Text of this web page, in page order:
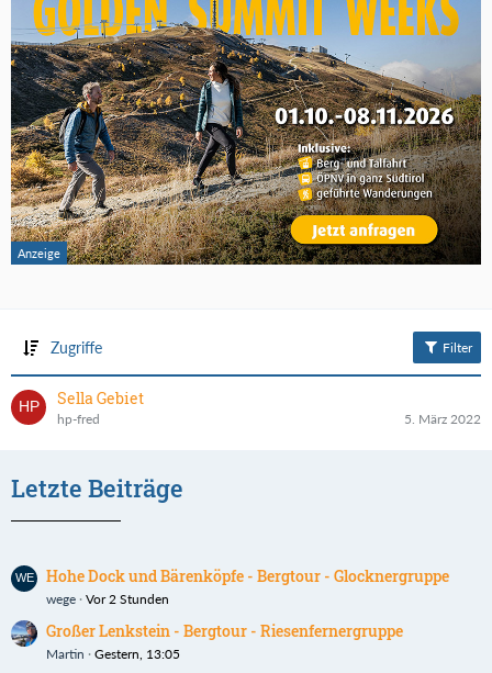
Zugriffe Filter
Sella Gebiet
hp-fred 5. März 2022
Letzte Beiträge
Hohe Dock und Bärenköpfe - Bergtour - Glocknergruppe
wege Vor 2 Stunden
Großer Lenkstein - Bergtour - Riesenfernergruppe
Martin Gestern, 13:05